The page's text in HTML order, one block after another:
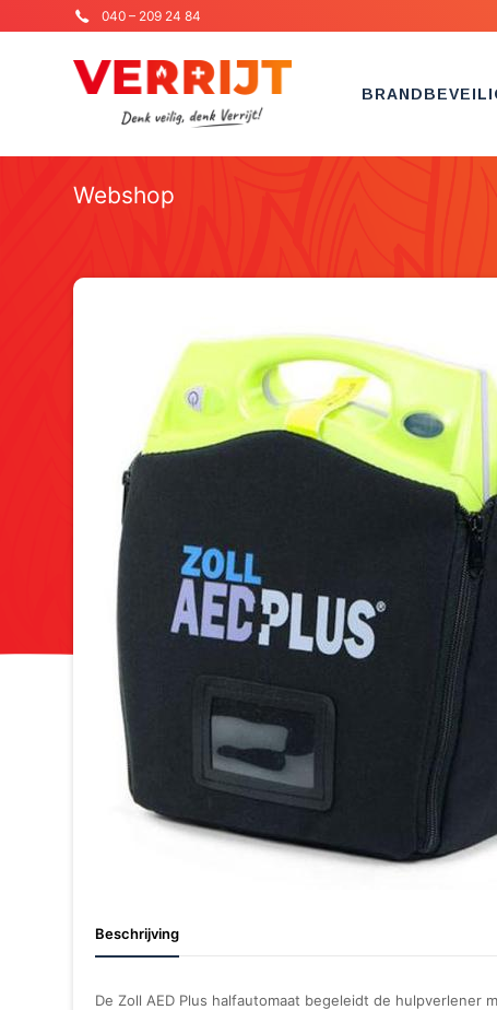
040 – 209 24 84
Webshop
Beschrijving
De Zoll AED Plus halfautomaat begeleidt de